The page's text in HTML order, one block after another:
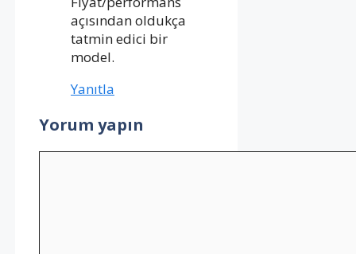
açısından oldukça
tatmin edici bir
model.
Yanıtla
Yorum yapın